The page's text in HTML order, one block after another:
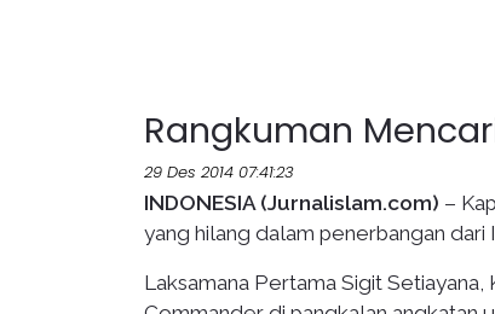
Rangkuman
29 Des 2014 07:41:23
INDONESIA (Jurnalislam.com) –
yang hilang dalam penerbangan dari
Laksamana Pertama Sigit